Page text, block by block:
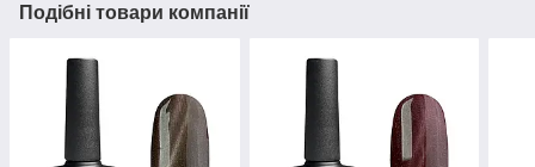
Подібні товари компанії